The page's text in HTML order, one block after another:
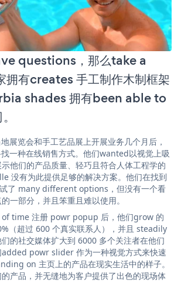
questions，那么take a
有creates 手工制作木制框架
shades 拥有been able to
展览会和手工艺品展上开展业务几个月后，
一种在线销售方式。他们wanted以视觉上吸
他们的产品质量、轻巧且符合人体工程学的
没有为此提供足够的解决方案。他们在找到
了 many different options，但没有一个看
一部分，并且笨重且难以使用。
time 注册 powr popup 后，他们grow 的
（超过 600 个真实联系人），并且 steadily
的社交媒体扩大到 6000 多个关注者在他们
added powr slider 作为一种视觉方式来快速
on 主页上的产品在现实生活中的样子。
产品，并无缝地为客户提供了出色的现场体